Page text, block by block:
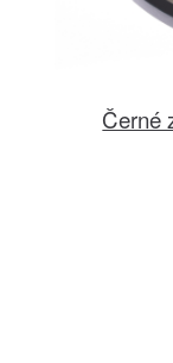
Černé